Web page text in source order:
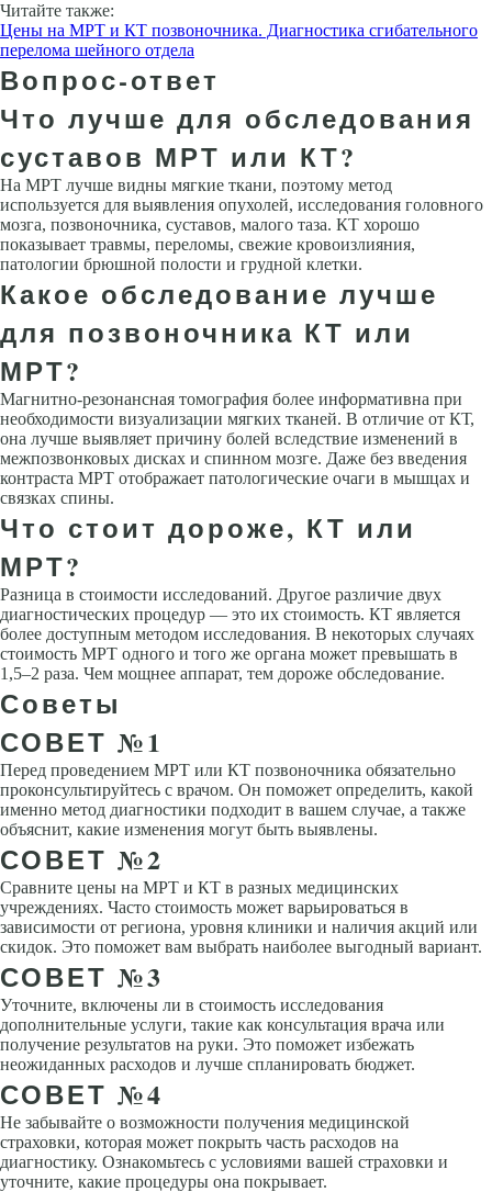
Читайте также:
Цены на МРТ и КТ позвоночника. Диагностика сгибательного
перелома шейного отдела
Вопрос-ответ
Что лучше для обследования
суставов МРТ или КТ?
На МРТ лучше видны мягкие ткани, поэтому метод
используется для выявления опухолей, исследования головного
мозга, позвоночника, суставов, малого таза. КТ хорошо
показывает травмы, переломы, свежие кровоизлияния,
патологии брюшной полости и грудной клетки.
Какое обследование лучше
для позвоночника КТ или
МРТ?
Магнитно-резонансная томография более информативна при
необходимости визуализации мягких тканей. В отличие от КТ,
она лучше выявляет причину болей вследствие изменений в
межпозвонковых дисках и спинном мозге. Даже без введения
контраста МРТ отображает патологические очаги в мышцах и
связках спины.
Что стоит дороже, КТ или
МРТ?
Разница в стоимости исследований. Другое различие двух
диагностических процедур — это их стоимость. КТ является
более доступным методом исследования. В некоторых случаях
стоимость МРТ одного и того же органа может превышать в
1,5–2 раза. Чем мощнее аппарат, тем дороже обследование.
Советы
СОВЕТ №1
Перед проведением МРТ или КТ позвоночника обязательно
проконсультируйтесь с врачом. Он поможет определить, какой
именно метод диагностики подходит в вашем случае, а также
объяснит, какие изменения могут быть выявлены.
СОВЕТ №2
Сравните цены на МРТ и КТ в разных медицинских
учреждениях. Часто стоимость может варьироваться в
зависимости от региона, уровня клиники и наличия акций или
скидок. Это поможет вам выбрать наиболее выгодный вариант.
СОВЕТ №3
Уточните, включены ли в стоимость исследования
дополнительные услуги, такие как консультация врача или
получение результатов на руки. Это поможет избежать
неожиданных расходов и лучше спланировать бюджет.
СОВЕТ №4
Не забывайте о возможности получения медицинской
страховки, которая может покрыть часть расходов на
диагностику. Ознакомьтесь с условиями вашей страховки и
уточните, какие процедуры она покрывает.